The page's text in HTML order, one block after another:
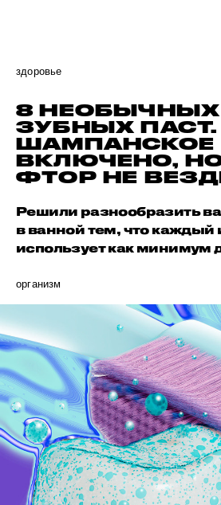
здоровье
8 НЕОБЫЧНЫХ
ЗУБНЫХ ПАСТ.
ШАМПАНСКОЕ
ВКЛЮЧЕНО,
ФТОР НЕ
Решили разнообразить
в ванной тем, что каждый
использует как минимум
организм